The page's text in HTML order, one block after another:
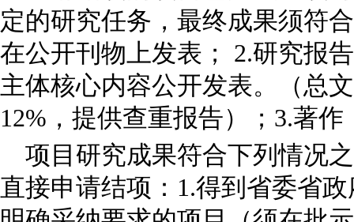
定的研究任务，最终成果须符
在公开刊物上发表； 2.研究报
主体核心内容公开发表。（总
12%，提供查重报告）；3.著
项目研究成果符合下列情况
直接申请结项：1.得到省委省